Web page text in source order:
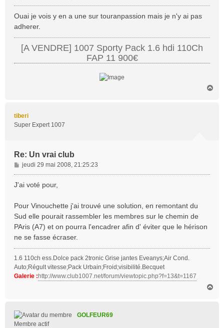
e
s
s
a
g
Ouai je vois y en a une sur touranpassion mais je n'y ai pas
adherer.
[A VENDRE] 1007 Sporty Pack 1.6 hdi 110Ch
FAP 11 900€
tiberi
Super Expert 1007
Re: Un vrai club
M
e
g
e
jeudi 29 mai 2008, 21:25:23
J'ai voté pour,
Pour Vinouchette j'ai trouvé une solution, en remontant du
Sud elle pourait rassembler les membres sur le chemin de
PAris (A7) et on pourra l'encadrer afin d' éviter que le hérison
ne se fasse écraser.
1.6 110ch ess.Dolce pack 2tronic Grise jantes Eveanys;Air Cond.
Auto;Régult vitesse;Pack Urbain;Froid;visibilité.Becquet
Galerie :http://www.club1007.net/forum/viewtopic.php?f=13&t=1167
GOLFEUR69
Membre actif